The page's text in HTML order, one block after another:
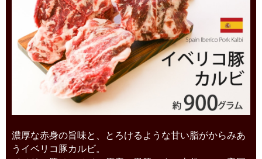
濃厚な赤身の旨味と、とろけるような甘い脂がからみあ
うイベリコ豚カルビ。